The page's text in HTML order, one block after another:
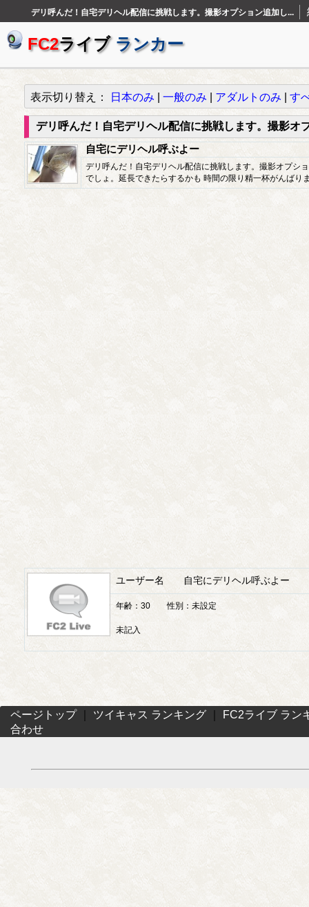
デリ呼んだ！自宅デリヘル配信に挑戦します。撮影オプション追加し...
FC2ライブ ランカー
表示切り替え： 日本のみ 一般のみ アダルトのみ す
デリ呼んだ！自宅デリヘル配信に挑戦します。撮影オ
自宅にデリヘル呼ぶよー
デリ呼んだ！自宅デリヘル配信に挑戦します。撮影オプシ
でしょ。延長できたらするかも 時間の限り精一杯がんばり
ユーザー名 自宅にデリヘル呼ぶよー
年齢：30 性別：未設定
未記入
ページトップ｜ ツイキャス ランキング
FC2ライブ ラン
合わせ